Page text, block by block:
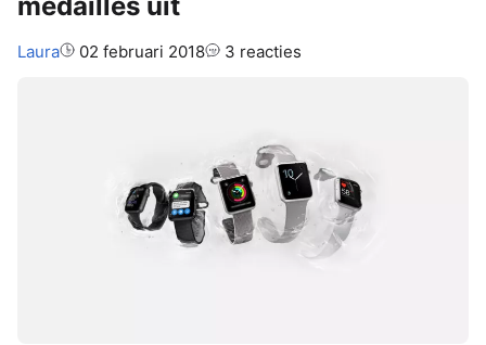
Auteur:
Laura 02 februari 2018 3 reacties